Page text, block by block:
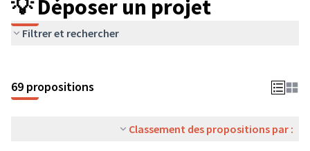
💡 Déposer un projet
Filtrer et rechercher
69 propositions
Classement des propositions par :